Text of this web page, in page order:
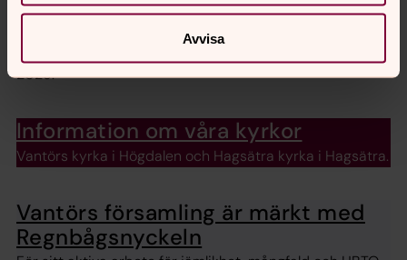
Avvisa
2029.
Information om våra kyrkor
Vantörs kyrka i Högdalen och Hagsätra kyrka i Hagsätra.
Vantörs församling är märkt med
Regnbågsnyckeln